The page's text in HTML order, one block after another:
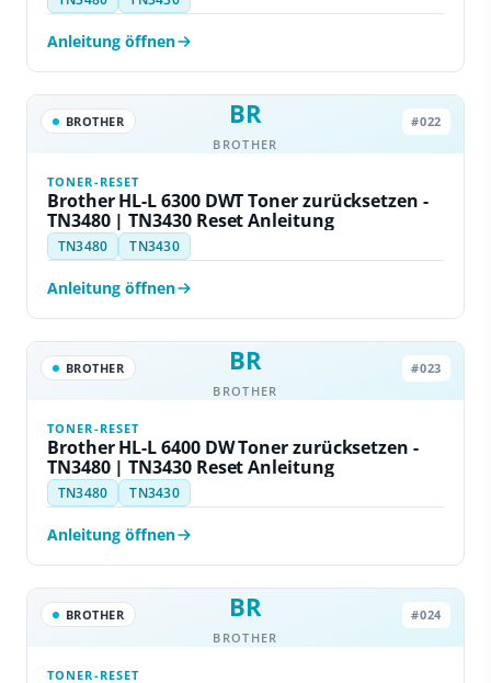
Anleitung öffnen
BR
BROTHER
BROTHER #022
TONER-RESET
Brother HL-L 6300 DWT Toner zurücksetzen -
TN3480 | TN3430 Reset Anleitung
TN3480 TN3430
Anleitung öffnen
BR
BROTHER
BROTHER #023
TONER-RESET
Brother HL-L 6400 DW Toner zurücksetzen -
TN3480 | TN3430 Reset Anleitung
TN3480 TN3430
Anleitung öffnen
BR
BROTHER
BROTHER #024
TONER-RESET